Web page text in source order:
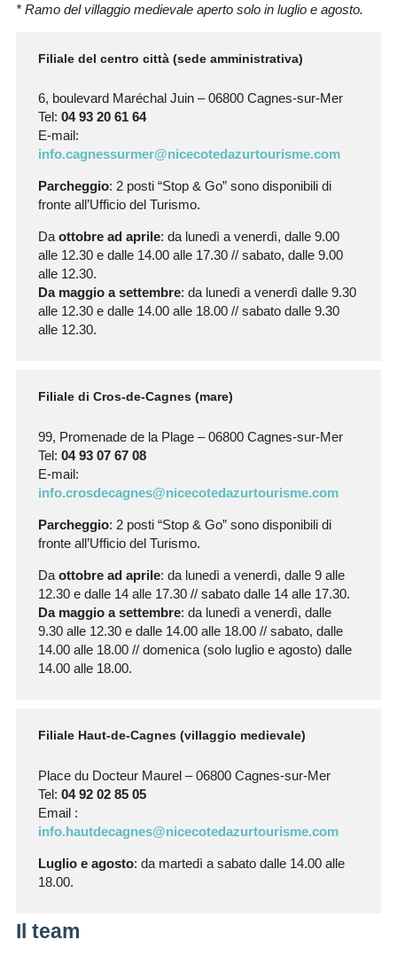
* Ramo del villaggio medievale aperto solo in luglio e agosto.
Filiale del centro città (sede amministrativa)
6, boulevard Maréchal Juin – 06800 Cagnes-sur-Mer
Tel: 04 93 20 61 64
E-mail:
info.cagnessurmer@nicecotedazurtourisme.com
Parcheggio: 2 posti “Stop & Go” sono disponibili di
fronte all’Ufficio del Turismo.
Da ottobre ad aprile: da lunedì a venerdì, dalle 9.00
alle 12.30 e dalle 14.00 alle 17.30 // sabato, dalle 9.00
alle 12.30.
Da maggio a settembre: da lunedì a venerdì dalle 9.30
alle 12.30 e dalle 14.00 alle 18.00 // sabato dalle 9.30
alle 12.30.
Filiale di Cros-de-Cagnes (mare)
99, Promenade de la Plage – 06800 Cagnes-sur-Mer
Tel: 04 93 07 67 08
E-mail:
info.crosdecagnes@nicecotedazurtourisme.com
Parcheggio: 2 posti “Stop & Go” sono disponibili di
fronte all’Ufficio del Turismo.
Da ottobre ad aprile: da lunedì a venerdì, dalle 9 alle
12.30 e dalle 14 alle 17.30 // sabato dalle 14 alle 17.30.
Da maggio a settembre: da lunedì a venerdì, dalle
9.30 alle 12.30 e dalle 14.00 alle 18.00 // sabato, dalle
14.00 alle 18.00 // domenica (solo luglio e agosto) dalle
14.00 alle 18.00.
Filiale Haut-de-Cagnes (villaggio medievale)
Place du Docteur Maurel – 06800 Cagnes-sur-Mer
Tel: 04 92 02 85 05
Email :
info.hautdecagnes@nicecotedazurtourisme.com
Luglio e agosto: da martedì a sabato dalle 14.00 alle
18.00.
Il team